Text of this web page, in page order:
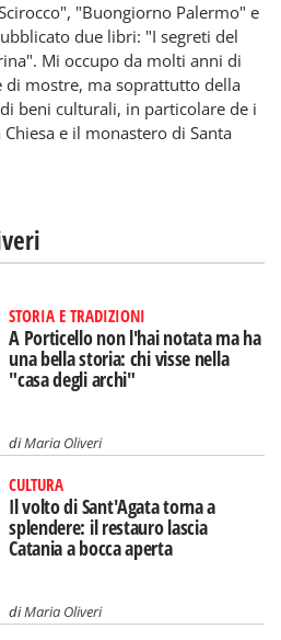
"Buongiorno Palermo" e
due libri: "I segreti del
Mi occupo da molti anni di
di mostre, ma soprattutto della
beni culturali, in particolare de i
e il monastero di Santa
STORIA E TRADIZIONI
A Porticello non l'hai notata ma ha
una bella storia: chi visse nella
"casa degli archi"
diMaria Oliveri
CULTURA
Il volto di Sant'Agata torna a
splendere: il restauro lascia
Catania a bocca aperta
diMaria Oliveri